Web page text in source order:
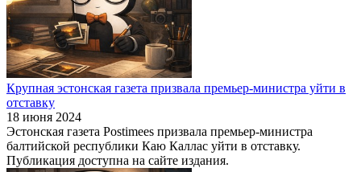
Крупная эстонская газета призвала премьер-министра уйти в
отставку
18 июня 2024
Эстонская газета Postimees призвала премьер-министра
балтийской республики Каю Каллас уйти в отставку.
Публикация доступна на сайте издания.